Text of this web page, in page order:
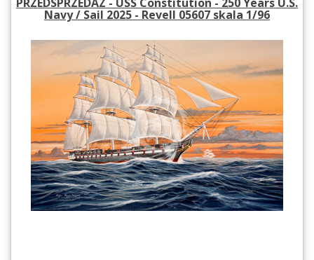
Navy / Sail 2025 - Revell 05607 skala 1/96